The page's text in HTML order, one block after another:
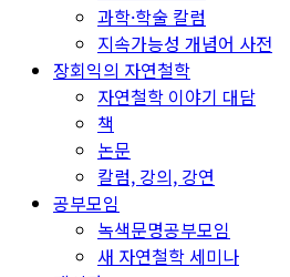
과학·학술 칼럼
지속가능성 개념어 사전
장회익의 자연철학
자연철학 이야기 대담
책
논문
칼럼, 강의, 강연
공부모임
녹색문명공부모임
새 자연철학 세미나